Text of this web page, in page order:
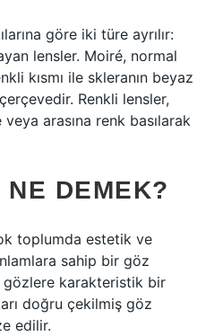
göre iki türe ayrılır:
lensler. Moiré, normal
kısmı ile skleranın beyaz
Renkli lensler,
arasına renk basılarak
DEMEK?
toplumda estetik ve
sahip bir göz
gözlere karakteristik bir
doğru çekilmiş göz
edilir.